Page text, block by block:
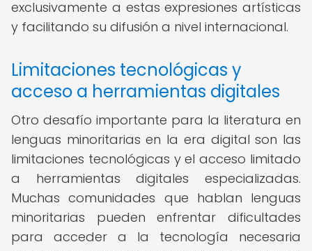
exclusivamente a estas expresiones artísticas
y facilitando su difusión a nivel internacional.
Limitaciones tecnológicas y
acceso a herramientas digitales
Otro desafío importante para la literatura en
lenguas minoritarias en la era digital son las
limitaciones tecnológicas y el acceso limitado
a herramientas digitales especializadas.
Muchas comunidades que hablan lenguas
minoritarias pueden enfrentar dificultades
para acceder a la tecnología necesaria